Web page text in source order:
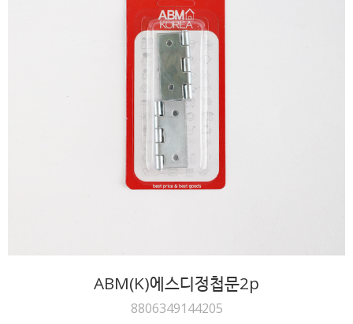
ABM(K)에스디정첩문2p
8806349144205